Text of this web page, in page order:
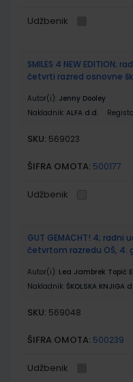
Udžbenik
SMILES 4 NEW EDITION;
četvrti razred osnovne
Autor(i): Jenny Dooley
Nakladnik: ALFA d.d.
SKU: 569023
ŠIFRA OMOTA: 500177
Udžbenik
GUT GEMACHT! 4; radni
četvrtom razredu OŠ, 4.
Autor(i): Lea Jambrek Topić
Nakladnik: ŠKOLSKA KNJIGA
SKU: 569048
ŠIFRA OMOTA: 500239
Udžbenik